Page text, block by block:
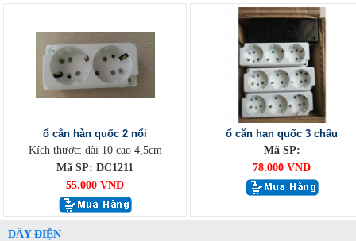
ổ cắn hàn quốc 2 nổi
Kích thước: dài 10 cao 4,5cm
Mã SP: DC1211
55.000 VND
ổ căn han quốc 3 chấu
Mã SP:
78.000 VND
DÂY ĐIỆN